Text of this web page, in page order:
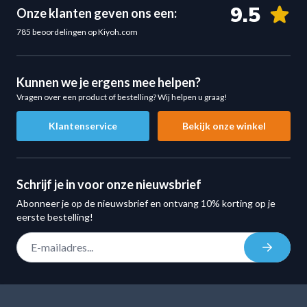
Onze klanten geven ons een:
785 beoordelingen op Kiyoh.com
9.5
Kunnen we je ergens mee helpen?
Vragen over een product of bestelling? Wij helpen u graag!
Klantenservice Bekijk onze winkel
Schrijf je in voor onze nieuwsbrief
Abonneer je op de nieuwsbrief en ontvang 10% korting op je
eerste bestelling!